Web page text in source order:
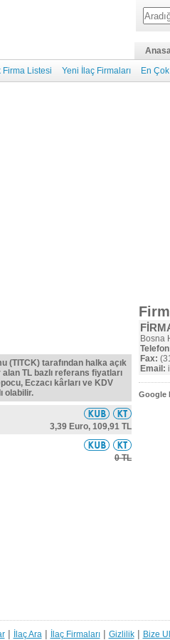
Firma Listesi Yeni İlaç Firmaları En
(TITCK) tarafından halka açık
TL bazlı referans fiyatları
Eczacı kârları ve KDV
olabilir.
3,39 Euro, 109,91 TL
0 TL
Bosna
Fax:
Email:
Google
| İlaç Ara | İlaç Firmaları| Gizlilik| Bize